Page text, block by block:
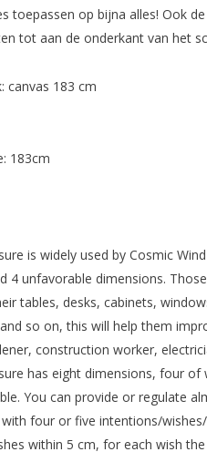
toepassen op bijna alles! Ook
tot aan de onderkant van het
canvas 183 cm
183cm
is widely used by Cosmic
4 unfavorable dimensions.
tables, desks, cabinets,
so on, this will help them
construction worker,
has eight dimensions, four
You can provide or regulate
four or five intentions/
within 5 cm, for each wish